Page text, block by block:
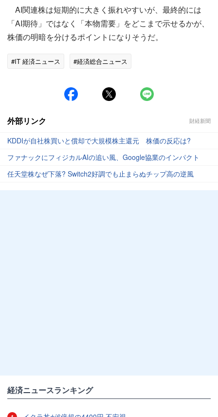
AI関連株は短期的に大きく振れやすいが、最終的には
「AI期待」ではなく「本物需要」をどこまで示せるかが、
株価の明暗を分けるポイントになりそうだ。
#IT 経済ニュース #経済総合ニュース
外部リンク 財経新聞
KDDIが自社株買いと償却で大規模株主還元 株価の反応は?
ファナックにフィジカルAIの追い風、Google協業のインパクト
任天堂株なぜ下落? Switch2好調でも止まらぬチップ高の逆風
経済ニュースランキング